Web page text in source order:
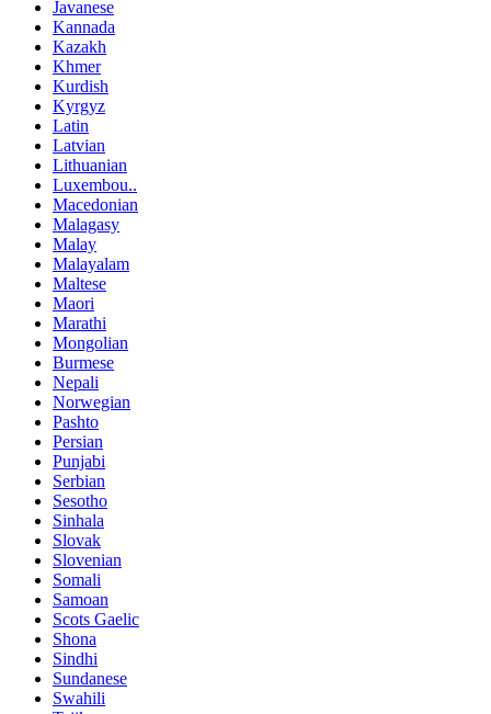
Javanese
Kannada
Kazakh
Khmer
Kurdish
Kyrgyz
Latin
Latvian
Lithuanian
Luxembou..
Macedonian
Malagasy
Malay
Malayalam
Maltese
Maori
Marathi
Mongolian
Burmese
Nepali
Norwegian
Pashto
Persian
Punjabi
Serbian
Sesotho
Sinhala
Slovak
Slovenian
Somali
Samoan
Scots Gaelic
Shona
Sindhi
Sundanese
Swahili